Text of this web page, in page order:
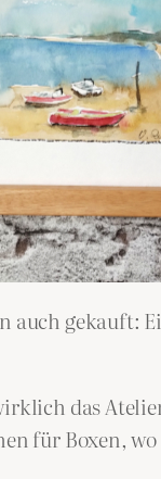
auch gekauft:
das
für Boxen,